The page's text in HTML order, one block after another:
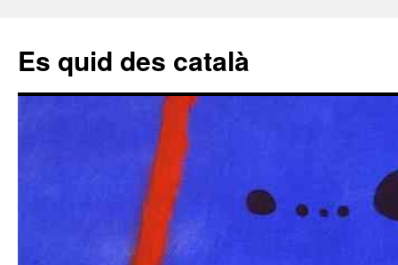
Es quid des català